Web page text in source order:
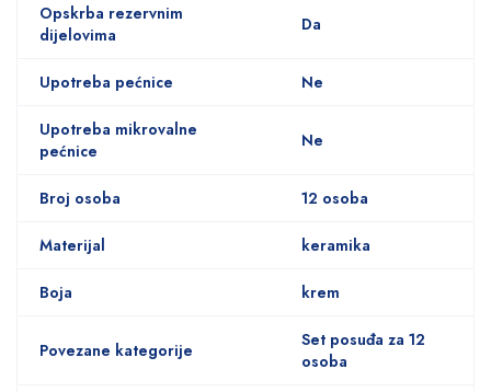
Opskrba rezervnim
dijelovima
Da
Upotreba pećnice Ne
Upotreba mikrovalne
pećnice
Ne
Broj osoba 12 osoba
Materijal keramika
Boja krem
Povezane kategorije
Set posuđa za 12
osoba